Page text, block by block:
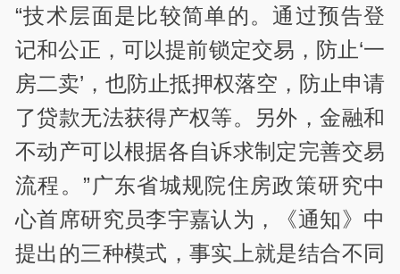
“技术层面是比较简单的。通过预告登
记和公正，可以提前锁定交易，防止‘一
房二卖’，也防止抵押权落空，防止申请
了贷款无法获得产权等。另外，金融和
不动产可以根据各自诉求制定完善交易
流程。”广东省城规院住房政策研究中
心首席研究员李宇嘉认为，《通知》中
提出的三种模式，事实上就是结合不同